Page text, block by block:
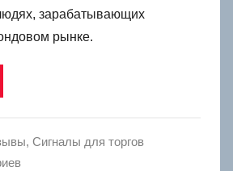
зарабатывающих
рынке.
, Сигналы для торгов